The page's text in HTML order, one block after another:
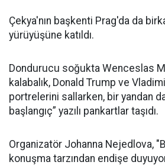
Çekya'nın başkenti Prag'da da
yürüyüşüne katıldı.
Dondurucu soğukta Wenceslas
kalabalık, Donald Trump ve
portrelerini sallarken, bir yandan
başlangıç” yazılı pankartlar taşıdı.
Organizatör Johanna Nejedlova,
konuşma tarzından endişe